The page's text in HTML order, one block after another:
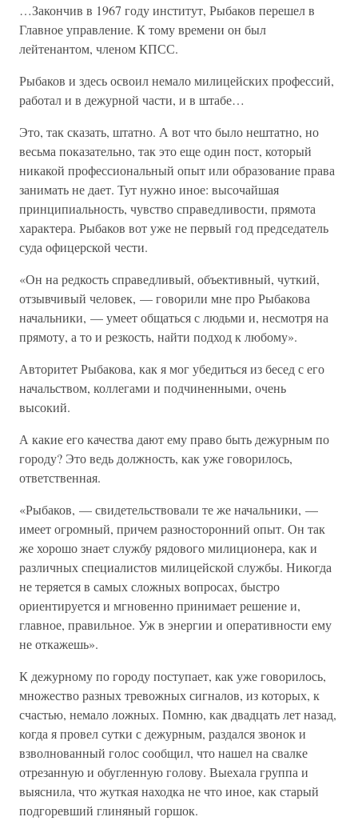
…Закончив в 1967 году институт, Рыбаков перешел в
Главное управление. К тому времени он был
лейтенантом, членом КПСС.
Рыбаков и здесь освоил немало милицейских профессий,
работал и в дежурной части, и в штабе…
Это, так сказать, штатно. А вот что было нештатно, но
весьма показательно, так это еще один пост, который
никакой профессиональный опыт или образование права
занимать не дает. Тут нужно иное: высочайшая
принципиальность, чувство справедливости, прямота
характера. Рыбаков вот уже не первый год председатель
суда офицерской чести.
«Он на редкость справедливый, объективный, чуткий,
отзывчивый человек, — говорили мне про Рыбакова
начальники, — умеет общаться с людьми и, несмотря на
прямоту, а то и резкость, найти подход к любому».
Авторитет Рыбакова, как я мог убедиться из бесед с его
начальством, коллегами и подчиненными, очень
высокий.
А какие его качества дают ему право быть дежурным по
городу? Это ведь должность, как уже говорилось,
ответственная.
«Рыбаков, — свидетельствовали те же начальники, —
имеет огромный, причем разносторонний опыт. Он так
же хорошо знает службу рядового милиционера, как и
различных специалистов милицейской службы. Никогда
не теряется в самых сложных вопросах, быстро
ориентируется и мгновенно принимает решение и,
главное, правильное. Уж в энергии и оперативности ему
не откажешь».
К дежурному по городу поступает, как уже говорилось,
множество разных тревожных сигналов, из которых, к
счастью, немало ложных. Помню, как двадцать лет назад,
когда я провел сутки с дежурным, раздался звонок и
взволнованный голос сообщил, что нашел на свалке
отрезанную и обугленную голову. Выехала группа и
выяснила, что жуткая находка не что иное, как старый
подгоревший глиняный горшок.